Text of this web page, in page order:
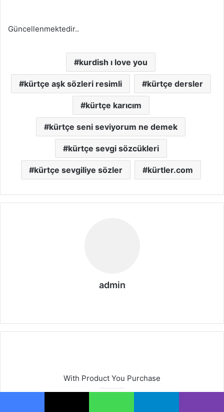
Güncellenmektedir..
kurdish ı love you
kürtçe aşk sözleri resimli kürtçe dersler
kürtçe karıcım
kürtçe seni seviyorum ne demek
kürtçe sevgi sözcükleri
kürtçe sevgiliye sözler kürtler.com
admin
sit
With Product You Purchase